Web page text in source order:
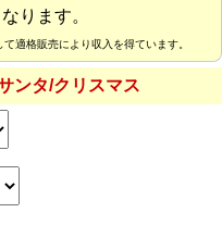
ります。
適格販売により収入を得ています。
ンタ/クリスマス